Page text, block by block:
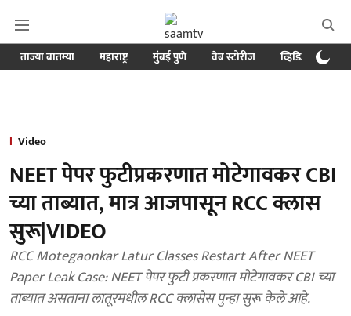
ताज्या बातम्या महाराष्ट्र मुंबई पुणे वेब स्टोरीज व्हिडिओ
Video
NEET पेपर फुटीप्रकरणात मोटेगावकर CBI
च्या ताब्यात, मात्र आजपासून RCC क्लास
सुरू|VIDEO
RCC Motegaonkar Latur Classes Restart After NEET
Paper Leak Case: NEET पेपर फुटी प्रकरणात मोटेगावकर CBI च्या
ताब्यात असताना लातूरमधील RCC क्लासेस पुन्हा सुरू केले आहे.